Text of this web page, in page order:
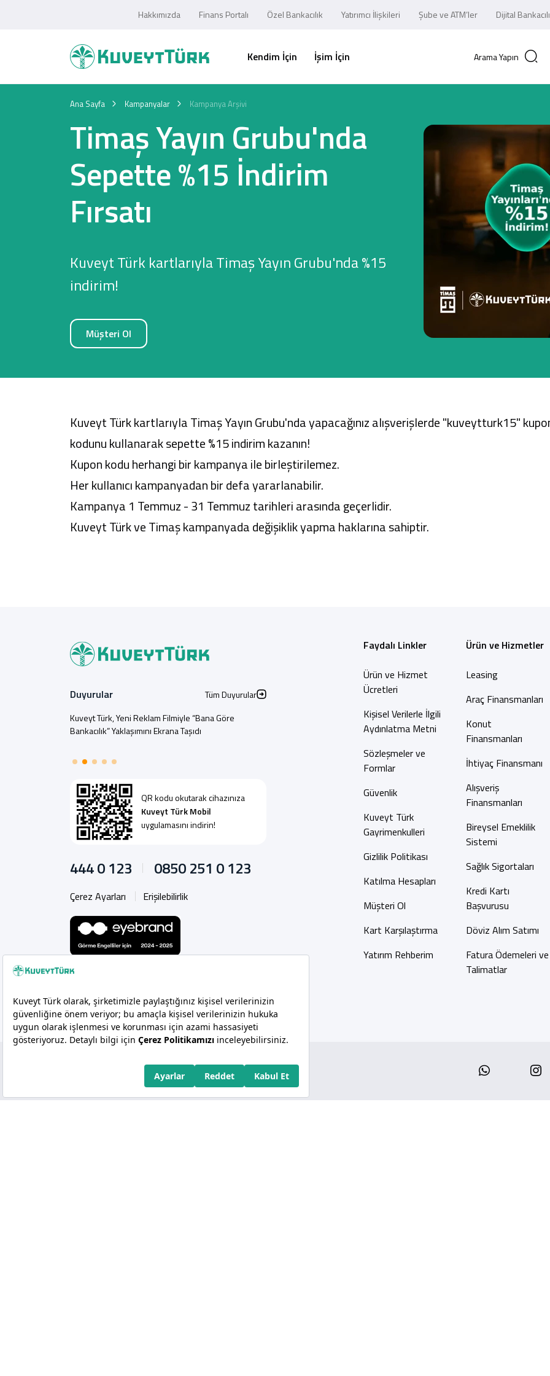
Hakkımızda Finans Portalı Özel Bankacılık Yatırımcı İlişkileri Şube ve ATM’ler Dijital
Kendim İçin İşim İçin Arama Yapın
Sağlam Kart
Yatırım Fonları Yatırım
Ana Sayfa Kampanyalar Kampanya Arşivi
Timaş Yayın Grubu'nda
Sepette %15 İndirim
Fırsatı
Kuveyt Türk kartlarıyla Timaş Yayın Grubu'nda %15
indirim!
Müşteri Ol
Kuveyt Türk kartlarıyla Timaş Yayın Grubu'nda yapacağınız alışverişlerde "kuveytturk15"
kodunu kullanarak sepette %15 indirim kazanın!
Kupon kodu herhangi bir kampanya ile birleştirilemez.
Her kullanıcı kampanyadan bir defa yararlanabilir.
Kampanya 1 Temmuz - 31 Temmuz tarihleri arasında geçerlidir.
Kuveyt Türk ve Timaş kampanyada değişiklik yapma haklarına sahiptir.
Faydalı Linkler
Ürün ve Hizmet
Ücretleri
Kişisel Verilerle İlgili
Aydınlatma Metni
Sözleşmeler ve
Formlar
Güvenlik
Kuveyt Türk
Gayrimenkulleri
Gizlilik Politikası
Katılma Hesapları
Müşteri Ol
Kart Karşılaştırma
Yatırım Rehberim
Ürün ve Hizmetler
Leasing
Araç Finansmanları
Konut
Finansmanları
İhtiyaç Finansmanı
Alışveriş
Finansmanları
Bireysel Emeklilik
Sistemi
Sağlık Sigortaları
Kredi Kartı
Başvurusu
Döviz Alım Satımı
Fatura Ödemeleri ve
Talimatlar
QR kodu okutarak cihazınıza
Kuveyt Türk Mobil
uygulamasını indirin!
Duyurular
Tüm Duyurular
Kuveyt Türk, Yeni Reklam Filmiyle “Bana Göre
Bankacılık” Yaklaşımını Ekrana Taşıdı
444 0 123 0850 251 0 123
Çerez Ayarları Erişilebilirlik
Whatsapp
Copyright 2026 Kuveyt Türk Katılım Bankası A.Ş.